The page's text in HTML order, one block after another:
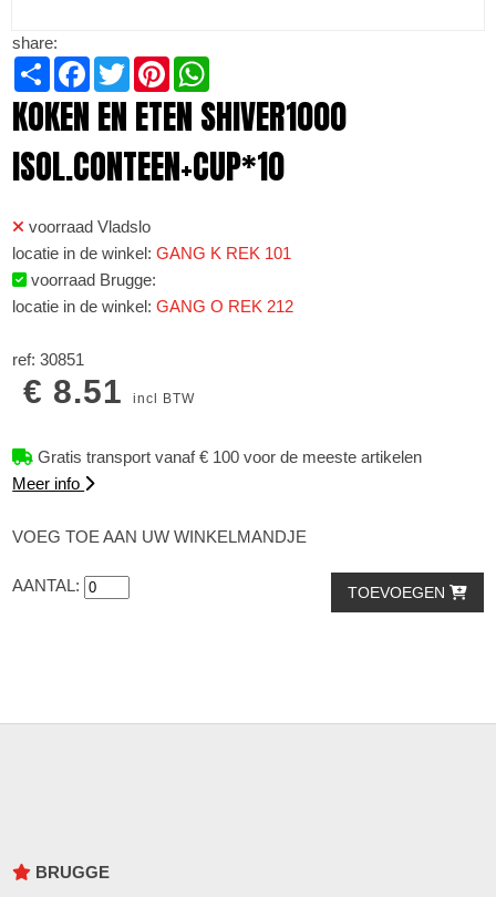
share:
Share Facebook
TwitterPinterest
KOKEN EN ETEN SHIVER1000
ISOL.CONTEEN+CUP*10
voorraad Vladslo
locatie in de winkel:GANG K REK 101
voorraad Brugge:
locatie in de winkel:GANG O REK 212
ref: 30851
€ 8.51incl BTW
Gratis transport vanaf € 100 voor de meeste artikelen
Meer info
VOEG TOE AAN UW WINKELMANDJE
AANTAL: TOEVOEGEN
BRUGGE